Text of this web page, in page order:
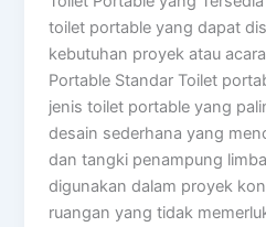
toilet portable yang dapat
kebutuhan proyek atau
Portable Standar Toilet
jenis toilet portable yang
desain sederhana yang
dan tangki penampung
digunakan dalam proyek
ruangan yang tidak